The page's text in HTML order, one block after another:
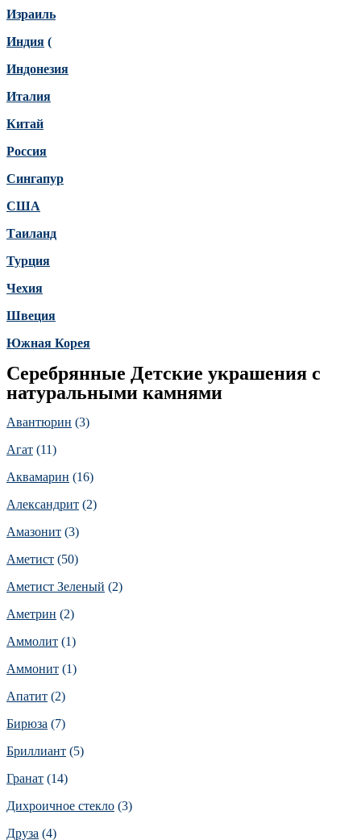
Израиль
Индия (
Индонезия
Италия
Китай
Россия
Сингапур
США
Таиланд
Турция
Чехия
Швеция
Южная Корея
Серебрянные Детские украшения с
натуральными камнями
Авантюрин (3)
Агат (11)
Аквамарин (16)
Александрит (2)
Амазонит (3)
Аметист (50)
Аметист Зеленый (2)
Аметрин (2)
Аммолит (1)
Аммонит (1)
Апатит (2)
Бирюза (7)
Бриллиант (5)
Гранат (14)
Дихроичное стекло (3)
Друза (4)